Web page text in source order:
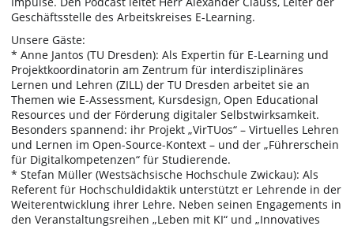
Geschäftsstelle des Arbeitskreises E-Learning.
Unsere Gäste:
* Anne Jantos (TU Dresden): Als Expertin für E-Learning und
Projektkoordinatorin am Zentrum für interdisziplinäres
Lernen und Lehren (ZILL) der TU Dresden arbeitet sie an
Themen wie E-Assessment, Kursdesign, Open Educational
Resources und der Förderung digitaler Selbstwirksamkeit.
Besonders spannend: ihr Projekt „VirTUos“ – Virtuelles Lehren
und Lernen im Open-Source-Kontext – und der „Führerschein
für Digitalkompetenzen“ für Studierende.
* Stefan Müller (Westsächsische Hochschule Zwickau): Als
Referent für Hochschuldidaktik unterstützt er Lehrende in der
Weiterentwicklung ihrer Lehre. Neben seinen Engagements in
den Veranstaltungsreihen „Leben mit KI“ und „Innovatives